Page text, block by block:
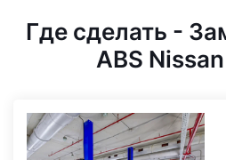
Где сделать -
ABS